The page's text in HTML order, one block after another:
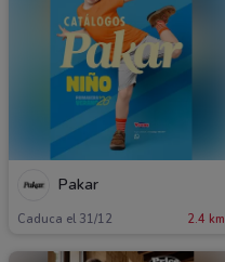
Pakar
Caduca el 31/12 2.4 km